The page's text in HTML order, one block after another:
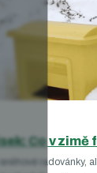
Co v zimě
radovánky,